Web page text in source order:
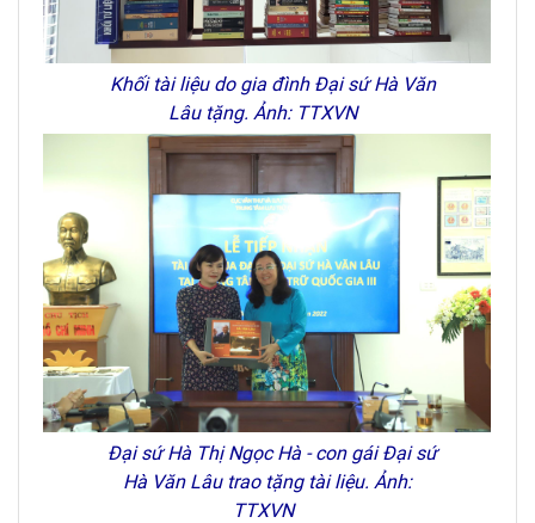
Khối tài liệu do gia đình Đại sứ Hà Văn
Lâu tặng. Ảnh: TTXVN
Đại sứ Hà Thị Ngọc Hà - con gái Đại sứ
Hà Văn Lâu trao tặng tài liệu. Ảnh:
TTXVN